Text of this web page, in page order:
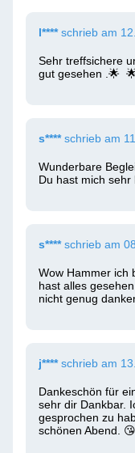
l****schrieb am
Sehr treffsichere
gut gesehen .🌟
s****schrieb am
Wunderbare
Du hast mich
s****schrieb am
Wow Hammer ich
hast alles
nicht genug
j****schrieb am
Dankeschön für
sehr dir Dankbar.
gesprochen zu
schönen Abend.